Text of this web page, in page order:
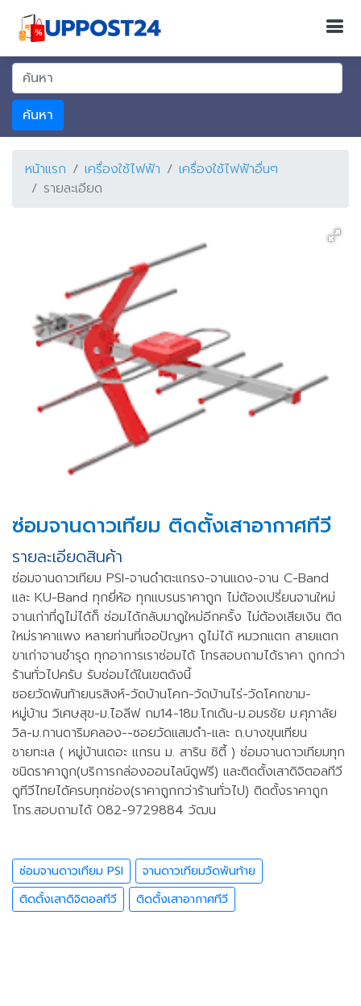
ค้นหา
หน้าแรก เครื่องใช้ไฟฟ้า
เครื่องใช้ไฟฟ้าอื่นๆ
รายละเอียด
ซ่อมจานดาวเทียม ติดตั้งเสาอากาศทีวี
รายละเอียดสินค้า
ซ่อมจานดาวเทียม PSI-จานดำตะเเกรง-จานเเดง-จาน C-Band
เเละ KU-Band ทุกยี่ห้อ ทุกเเบรนราคาถูก ไม่ต้องเปรี่ยนจานใหม่
จานเก่าที่ดูไม่ได้ก็ ซ่อมได้กลับมาดูใหม่อีกครั้ง ไม่ต้องเสียเงิน ติด
ใหม่ราคาเเพง หลายท่านที่เจอปัญหา ดูไม่ได้ หมวกเเตก สายเเตก
ขาเก่าจานชำรุด ทุกอาการเราซ่อมได้ โทรสอบถามได้ราคา ถูกกว่า
ร้านทั่วไปครับ รับซ่อมได้ในเขตดังนี้
ซอยวัดพันท้ายนรสิงห์-วัดบ้านโคก-วัดบ้านไร่-วัดโคกขาม-
หมู่บ้าน วิเศษสุข-ม.ไอลีฟ กม14-18ม.โกเด้น-ม.อมรชัย ม.ศุภาลัย
วิล-ม.กานดาริมคลอง--ซอยวัดเเสมดำ-เเละ ถ.บางขุนเทียน
ชายทะเล ( หมู่บ้านเดอะ เเกรน ม. สาริน ซิตี้ ) ซ่อมจานดาวเทียมทุก
ชนิดราคาถูก(บริการกล่องออนไลน์ดูฟรี) เเละติดตั้งเสาดิจิตอลทีวี
ดูทีวีไทยได้ครบทุกช่อง(ราคาถูกกว่าร้านทั่วไป) ติดตั้งราคาถูก
โทร.สอบถามได้ 082-9729884 วัฒน
ซ่อมจานดาวเทียม PSI
จานดาวเทียมวัดพันท้าย
ติดตั้งเสาดิจิตอลทีวี
ติดตั้งเสาอากาศทีวี